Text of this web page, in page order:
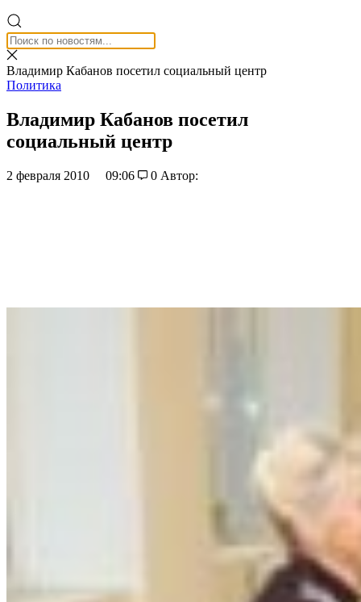
Владимир Кабанов посетил социальный центр
Политика
Владимир Кабанов посетил
социальный центр
2 февраля 2010 09:06 0 Автор: